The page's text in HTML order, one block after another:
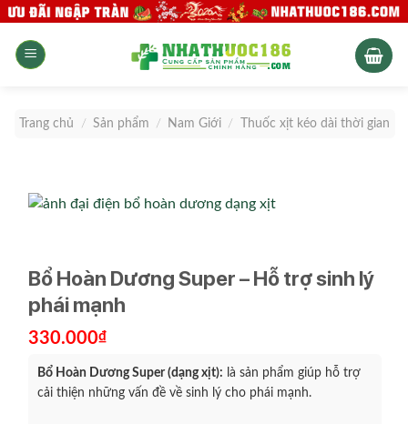
Skip
content
Trang chủ / Sản phẩm / Nam Giới / Thuốc xịt kéo dài thời gian
Bổ Hoàn Dương Super – Hỗ trợ sinh lý
phái mạnh
330.000₫
Bổ Hoàn Dương Super (dạng xịt): là sản phẩm giúp hỗ trợ
cải thiện những vấn đề về sinh lý cho phái mạnh.